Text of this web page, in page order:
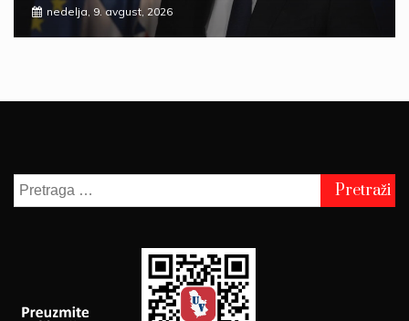
nedelja, 9. avgust, 2026
Pretraga
za: